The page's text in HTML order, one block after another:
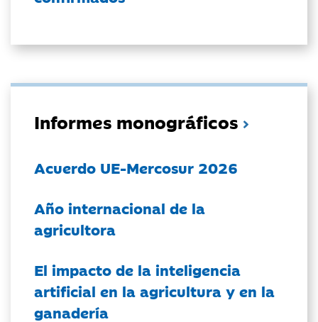
Informes monográficos
Acuerdo UE-Mercosur 2026
Año internacional de la
agricultora
El impacto de la inteligencia
artificial en la agricultura y en la
ganadería